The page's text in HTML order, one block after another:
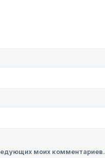
моих комментариев.